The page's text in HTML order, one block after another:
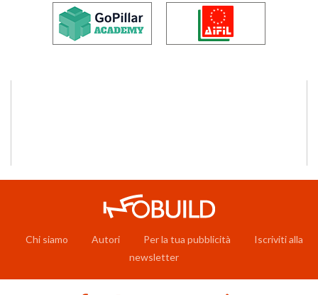
Chi siamo Autori Per la tua pubblicità
Iscriviti alla
newsletter